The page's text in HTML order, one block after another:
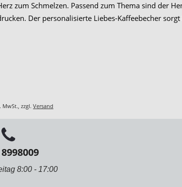
zum Schmelzen. Passend zum Thema sind der
Der personalisierte Liebes-Kaffeebecher
MwSt., zzgl. Versand
8:00 - 17:00